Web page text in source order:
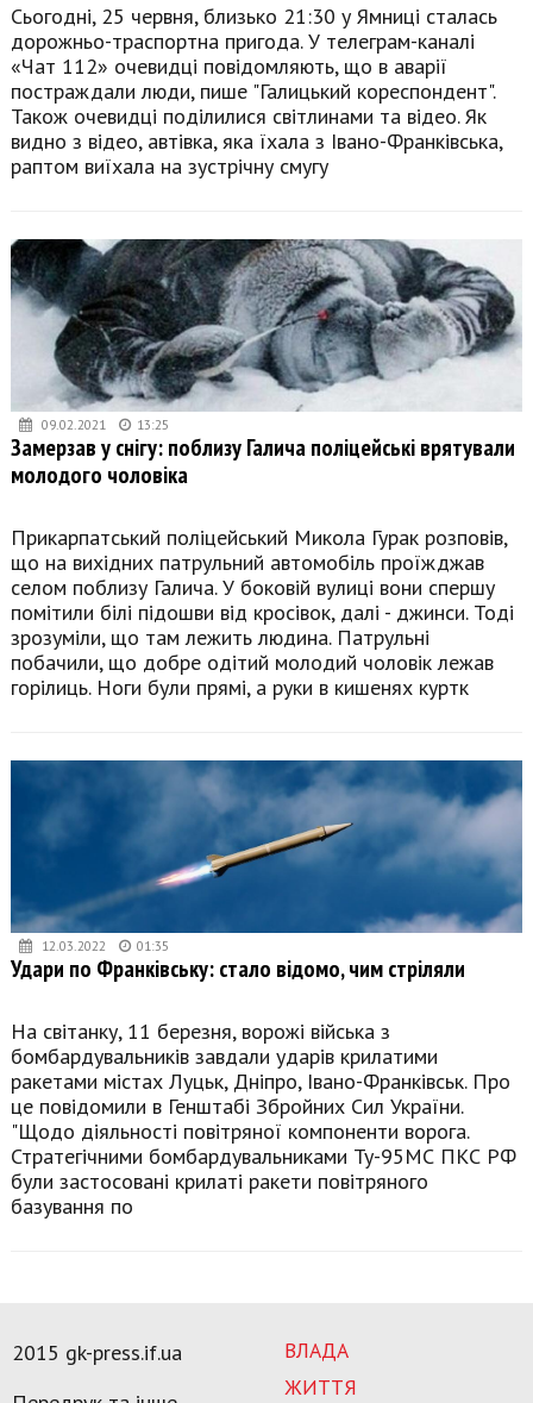
Сьогодні, 25 червня, близько 21:30 у Ямниці сталась
дорожньо-траспортна пригода. У телеграм-каналі
«Чат 112» очевидці повідомляють, що в аварії
постраждали люди, пише "Галицький кореспондент".
Також очевидці поділилися світлинами та відео. Як
видно з відео, автівка, яка їхала з Івано-Франківська,
раптом виїхала на зустрічну смугу
09.02.2021 13:25
Замерзав у снігу: поблизу Галича поліцейські врятували
молодого чоловіка
Прикарпатський поліцейський Микола Гурак розповів,
що на вихідних патрульний автомобіль проїжджав
селом поблизу Галича. У боковій вулиці вони спершу
помітили білі підошви від кросівок, далі - джинси. Тоді
зрозуміли, що там лежить людина. Патрульні
побачили, що добре одітий молодий чоловік лежав
горілиць. Ноги були прямі, а руки в кишенях куртк
12.03.2022 01:35
Удари по Франківську: стало відомо, чим стріляли
На світанку, 11 березня, ворожі війська з
бомбардувальників завдали ударів крилатими
ракетами містах Луцьк, Дніпро, Івано-Франківськ. Про
це повідомили в Генштабі Збройних Сил України.
"Щодо діяльності повітряної компоненти ворога.
Стратегічними бомбардувальниками Ту-95МС ПКС РФ
були застосовані крилаті ракети повітряного
базування по
ВЛАДА
ЖИТТЯ
2015 gk-press.if.ua